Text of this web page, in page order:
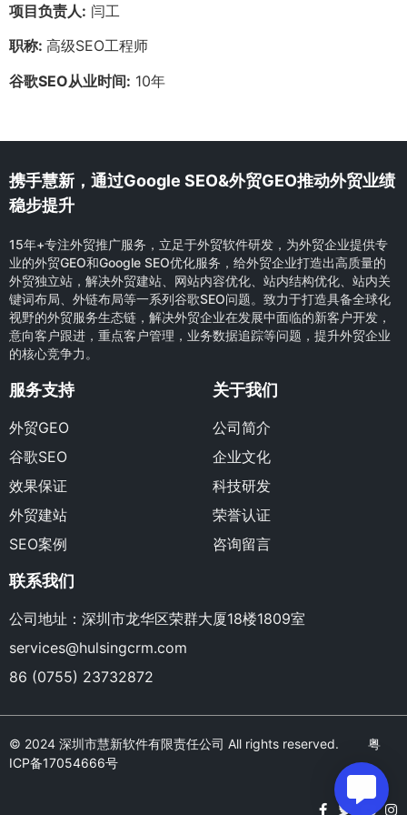
项目负责人: 闫工
职称: 高级SEO工程师
谷歌SEO从业时间: 10年
携手慧新，通过Google SEO&外贸GEO推动外贸业绩
稳步提升
15年+专注外贸推广服务，立足于外贸软件研发，为外贸企业提供专
业的外贸GEO和Google SEO优化服务，给外贸企业打造出高质量的
外贸独立站，解决外贸建站、网站内容优化、站内结构优化、站内关
键词布局、外链布局等一系列谷歌SEO问题。致力于打造具备全球化
视野的外贸服务生态链，解决外贸企业在发展中面临的新客户开发，
意向客户跟进，重点客户管理，业务数据追踪等问题，提升外贸企业
的核心竞争力。
服务支持
外贸GEO
谷歌SEO
效果保证
外贸建站
SEO案例
关于我们
公司简介
企业文化
科技研发
荣誉认证
咨询留言
联系我们
公司地址：深圳市龙华区荣群大厦18楼1809室
services@hulsingcrm.com
86 (0755) 23732872
© 2024 深圳市慧新软件有限责任公司 All rights reserved. 粤
ICP备17054666号